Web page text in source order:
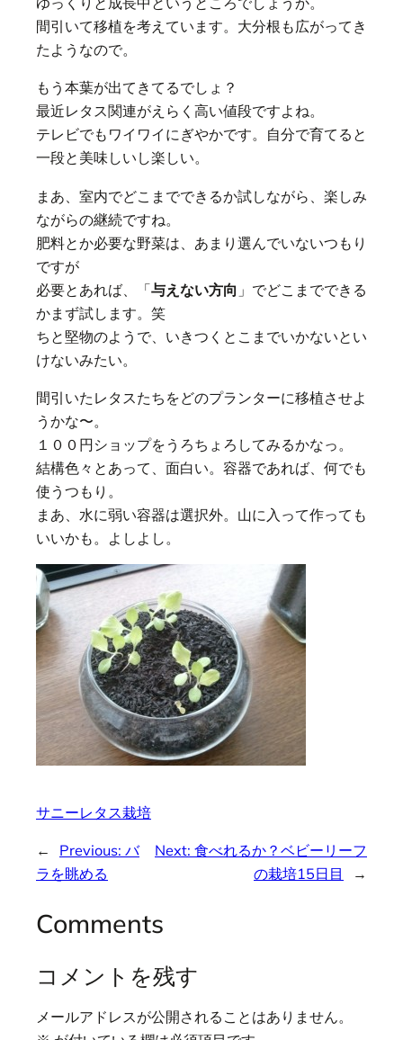
間引いて移植を考えています。大分根も広がってき
たようなので。
もう本葉が出てきてるでしょ？
最近レタス関連がえらく高い値段ですよね。
テレビでもワイワイにぎやかです。自分で育てると
一段と美味しいし楽しい。
まあ、室内でどこまでできるか試しながら、楽しみ
ながらの継続ですね。
肥料とか必要な野菜は、あまり選んでいないつもり
ですが
必要とあれば、「与えない方向 」でどこまでできる
かまず試します。笑
ちと堅物のようで、いきつくとこまでいかないとい
けないみたい。
間引いたレタスたちをどのプランターに移植させよ
うかな〜。
１００円ショップをうろちょろしてみるかなっ。
結構色々とあって、面白い。容器であれば、何でも
使うつもり。
まあ、水に弱い容器は選択外。山に入って作っても
いいかも。よしよし。
サニーレタス栽培
← Previous: バ
ラを眺める
Next: 食べれるか？ベビーリーフ
の栽培15日目
→
Comments
コメントを残す
メールアドレスが公開されることはありません。